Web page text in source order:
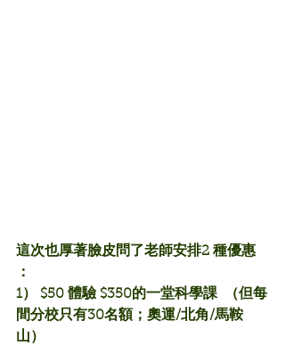
這次也厚著臉皮問了老師安排2 種優惠
：
1） $50 體驗 $350的一堂科學課  （但每
間分校只有30名額；奧運/北角/馬鞍
山）